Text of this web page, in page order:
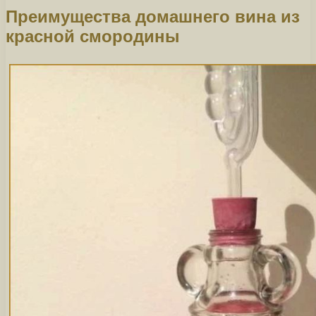
Преимущества домашнего вина из
красной смородины